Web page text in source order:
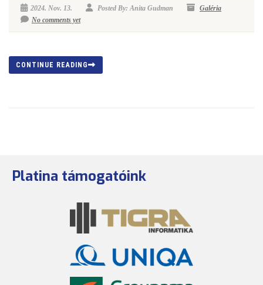
2024. Nov. 13. Posted By: Anita Gudman
Galéria
No comments yet
CONTINUE READING
Platina támogatóink